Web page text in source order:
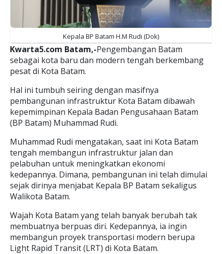
Kepala BP Batam H.M Rudi (Dok)
Kwarta5.com Batam,-Pengembangan Batam
sebagai kota baru dan modern tengah berkembang
pesat di Kota Batam.
Hal ini tumbuh seiring dengan masifnya
pembangunan infrastruktur Kota Batam dibawah
kepemimpinan Kepala Badan Pengusahaan Batam
(BP Batam) Muhammad Rudi.
Muhammad Rudi mengatakan, saat ini Kota Batam
tengah membangun infrastruktur jalan dan
pelabuhan untuk meningkatkan ekonomi
kedepannya. Dimana, pembangunan ini telah dimulai
sejak dirinya menjabat Kepala BP Batam sekaligus
Walikota Batam.
Wajah Kota Batam yang telah banyak berubah tak
membuatnya berpuas diri. Kedepannya, ia ingin
membangun proyek transportasi modern berupa
Light Rapid Transit (LRT) di Kota Batam.